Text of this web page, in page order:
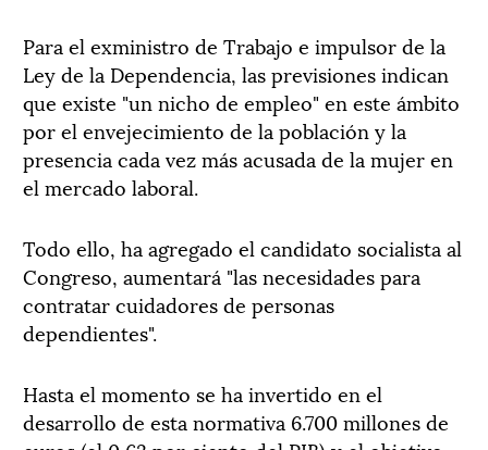
Para el exministro de Trabajo e impulsor de la
Ley de la Dependencia, las previsiones indican
que existe "un nicho de empleo" en este ámbito
por el envejecimiento de la población y la
presencia cada vez más acusada de la mujer en
el mercado laboral.
Todo ello, ha agregado el candidato socialista al
Congreso, aumentará "las necesidades para
contratar cuidadores de personas
dependientes".
Hasta el momento se ha invertido en el
desarrollo de esta normativa 6.700 millones de